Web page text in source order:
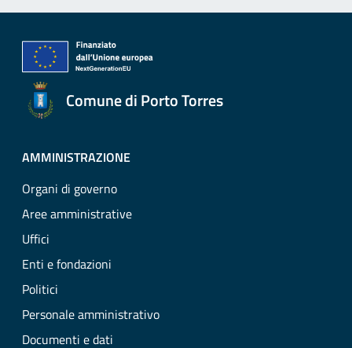
Comune di Porto Torres
AMMINISTRAZIONE
Organi di governo
Aree amministrative
Uffici
Enti e fondazioni
Politici
Personale amministrativo
Documenti e dati